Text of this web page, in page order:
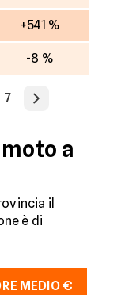
+541 %
-8 %
7
a
il
è di
MEDIO €